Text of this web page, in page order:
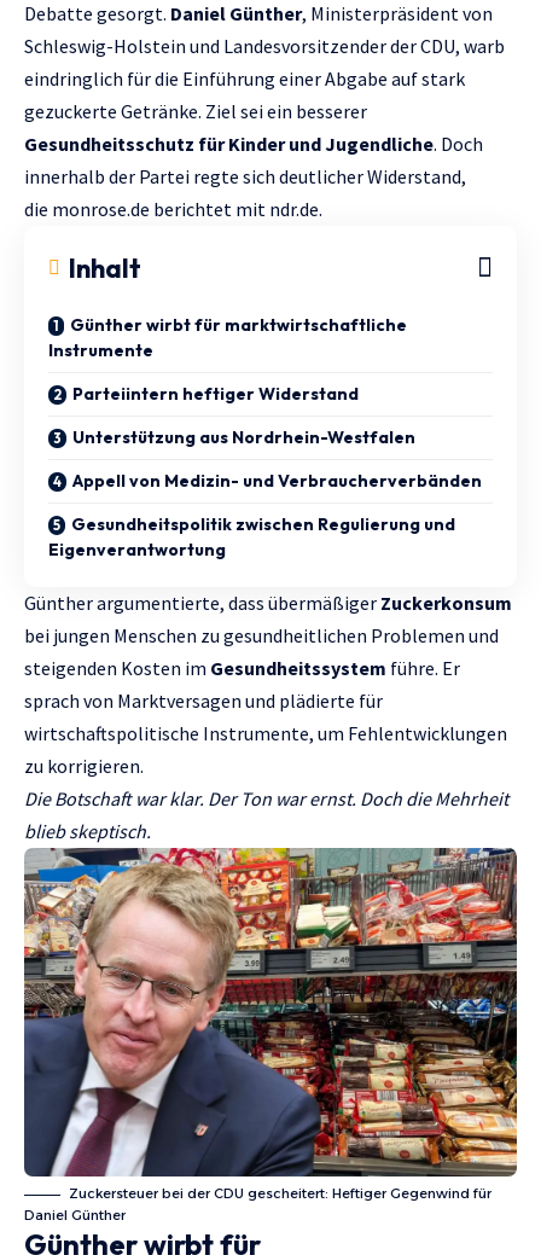
Debatte gesorgt. Daniel Günther, Ministerpräsident von
Schleswig-Holstein und Landesvorsitzender der CDU, warb
eindringlich für die Einführung einer Abgabe auf stark
gezuckerte Getränke. Ziel sei ein besserer
Gesundheitsschutz für Kinder und Jugendliche. Doch
innerhalb der Partei regte sich deutlicher Widerstand,
die monrose.de berichtet mit ndr.de.
Inhalt
Günther wirbt für marktwirtschaftliche
Instrumente
Parteiintern heftiger Widerstand
Unterstützung aus Nordrhein-Westfalen
Appell von Medizin- und Verbraucherverbänden
Gesundheitspolitik zwischen Regulierung und
Eigenverantwortung
Günther argumentierte, dass übermäßiger Zuckerkonsum
bei jungen Menschen zu gesundheitlichen Problemen und
steigenden Kosten im Gesundheitssystem führe. Er
sprach von Marktversagen und plädierte für
wirtschaftspolitische Instrumente, um Fehlentwicklungen
zu korrigieren.
Die Botschaft war klar. Der Ton war ernst. Doch die Mehrheit
blieb skeptisch.
Zuckersteuer bei der CDU gescheitert: Heftiger Gegenwind für
Daniel Günther
Günther wirbt für